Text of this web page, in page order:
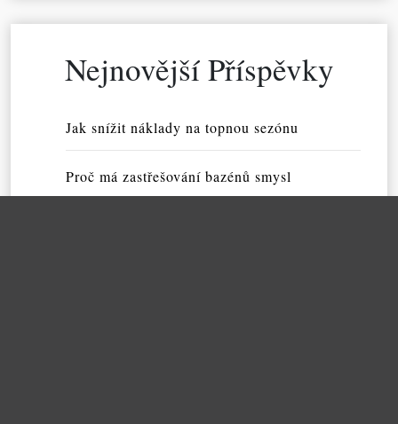
Nejnovější Příspěvky
Jak snížit náklady na topnou sezónu
Proč má zastřešování bazénů smysl